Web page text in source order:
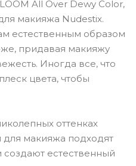
All Over Dewy Color,
макияжа Nudestix.
естественным образом
придавая макияжу
Иногда все, что
цвета, чтобы
оттенках
для макияжа подходят
создают естественный